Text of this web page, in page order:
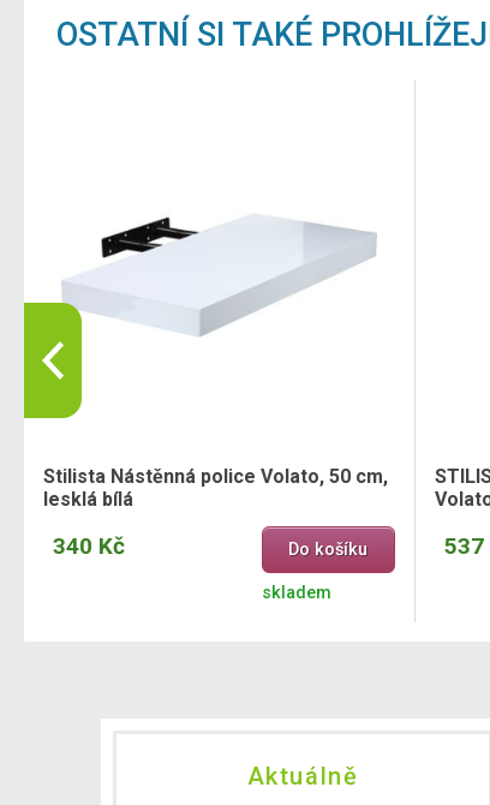
OSTATNÍ SI TAKÉ
Stilista Nástěnná police Volato, 50 cm,
lesklá bílá
340 Kč Do košíku
skladem
537
Aktuálně